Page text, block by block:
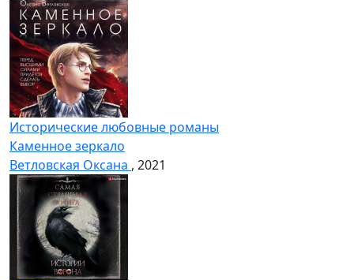
Исторические любовные романы
Каменное зеркало
Ветловская Оксана , 2021